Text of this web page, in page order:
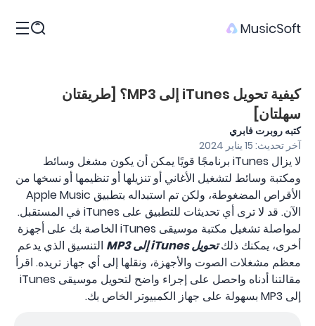
كيفية تحويل iTunes إلى MP3؟ [طريقتان
سهلتان]
كتبه روبرت فابري
آخر تحديث: 15 يناير 2024
لا يزال iTunes برنامجًا قويًا يمكن أن يكون مشغل وسائط
ومكتبة وسائط لتشغيل الأغاني أو تنزيلها أو تنظيمها أو نسخها من
الأقراص المضغوطة، ولكن تم استبداله بتطبيق Apple Music
الآن. قد لا ترى أي تحديثات للتطبيق على iTunes في المستقبل.
لمواصلة تشغيل مكتبة موسيقى iTunes الخاصة بك على أجهزة
أخرى، يمكنك ذلكتحويل iTunes إلى MP3
التنسيق الذي يدعم
معظم مشغلات الصوت والأجهزة، ونقلها إلى أي جهاز تريده. اقرأ
مقالتنا أدناه واحصل على إجراء واضح لتحويل موسيقى iTunes
إلى MP3 بسهولة على جهاز الكمبيوتر الخاص بك.